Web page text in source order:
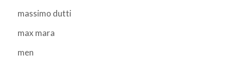
massimo dutti
max mara
men